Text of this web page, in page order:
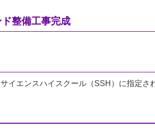
整備工事完成
イエンスハイスクール（SSH）に指定さ